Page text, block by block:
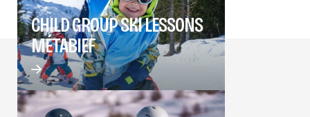
CHILD GROUP SKI LESSONS
MÉTABIEF